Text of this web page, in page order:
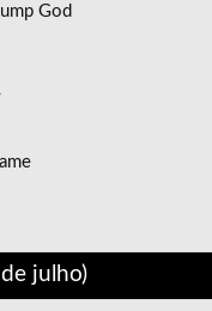
God
julho)